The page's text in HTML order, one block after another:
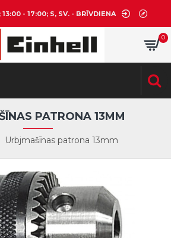
- 17:00; S, SV. - BRĪVDIENA
0
Urbjmašīnas patrona 13mm
PATRONA 13MM